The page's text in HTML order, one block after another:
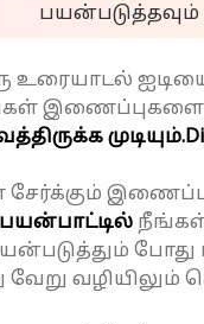
பயன்படுத்தவும்
உரையாடல்
இணைப்புகளை
முடியும்.
பயன்பாட்டில்நீங்கள்
போது
வேறு வழியிலும்